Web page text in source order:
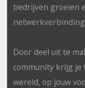
bedrijven groeien
Door deel uit te
community krijg je
wereld, op jouw